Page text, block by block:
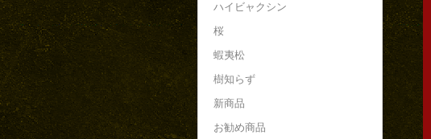
ハイビャクシン
桜
蝦夷松
樹知らず
新商品
お勧め商品